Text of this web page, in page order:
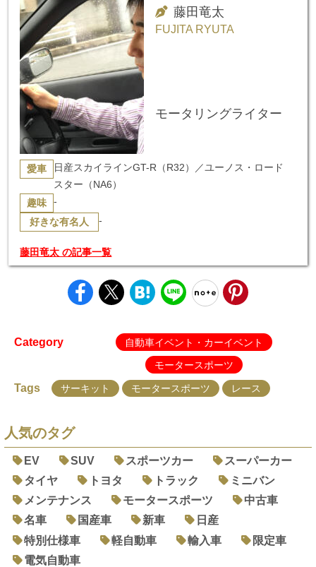
藤田竜太
FUJITA RYUTA
モータリングライター
愛車
日産スカイラインGT-R（R32）／ユーノス・ロード
スター（NA6）
趣味 -
好きな有名人 -
藤田竜太 の記事一覧
Category
自動車イベント・カーイベント
モータースポーツ
Tags サーキット モータースポーツ レース
人気のタグ
EV SUV スポーツカー
スーパーカー
タイヤ
トヨタ トラック
ミニバン
メンテナンス
モータースポーツ
中古車
名車
国産車 新車
日産
特別仕様車
軽自動車 輸入車
限定車
電気自動車